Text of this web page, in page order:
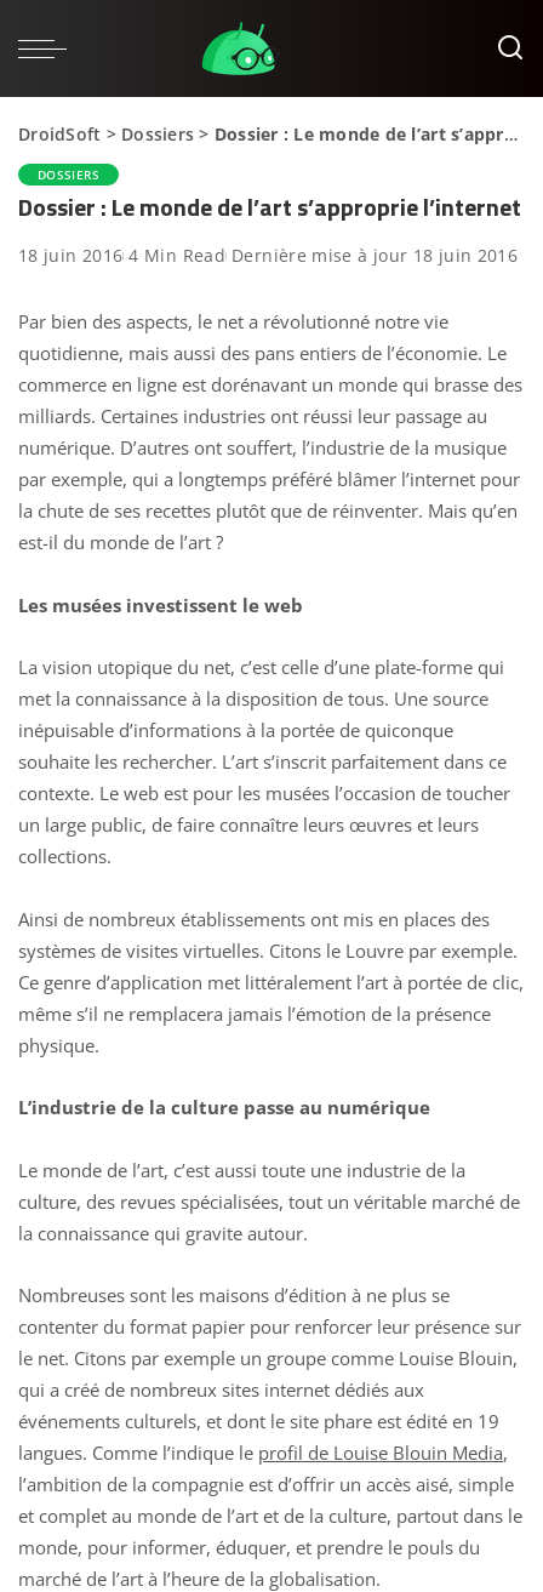
DroidSoft > Dossiers > Dossier : Le monde de l’art s’approprie l’internet
DOSSIERS
Dossier : Le monde de l’art s’approprie l’internet
18 juin 2016 4 Min Read Dernière mise à jour 18 juin 2016
Par bien des aspects, le net a révolutionné notre vie
quotidienne, mais aussi des pans entiers de l’économie. Le
commerce en ligne est dorénavant un monde qui brasse des
milliards. Certaines industries ont réussi leur passage au
numérique. D’autres ont souffert, l’industrie de la musique
par exemple, qui a longtemps préféré blâmer l’internet pour
la chute de ses recettes plutôt que de réinventer. Mais qu’en
est-il du monde de l’art ?
Les musées investissent le web
La vision utopique du net, c’est celle d’une plate-forme qui
met la connaissance à la disposition de tous. Une source
inépuisable d’informations à la portée de quiconque
souhaite les rechercher. L’art s’inscrit parfaitement dans ce
contexte. Le web est pour les musées l’occasion de toucher
un large public, de faire connaître leurs œuvres et leurs
collections.
Ainsi de nombreux établissements ont mis en places des
systèmes de visites virtuelles. Citons le Louvre par exemple.
Ce genre d’application met littéralement l’art à portée de clic,
même s’il ne remplacera jamais l’émotion de la présence
physique.
L’industrie de la culture passe au numérique
Le monde de l’art, c’est aussi toute une industrie de la
culture, des revues spécialisées, tout un véritable marché de
la connaissance qui gravite autour.
Nombreuses sont les maisons d’édition à ne plus se
contenter du format papier pour renforcer leur présence sur
le net. Citons par exemple un groupe comme Louise Blouin,
qui a créé de nombreux sites internet dédiés aux
événements culturels, et dont le site phare est édité en 19
langues. Comme l’indique le profil de Louise Blouin Media,
l’ambition de la compagnie est d’offrir un accès aisé, simple
et complet au monde de l’art et de la culture, partout dans le
monde, pour informer, éduquer, et prendre le pouls du
marché de l’art à l’heure de la globalisation.